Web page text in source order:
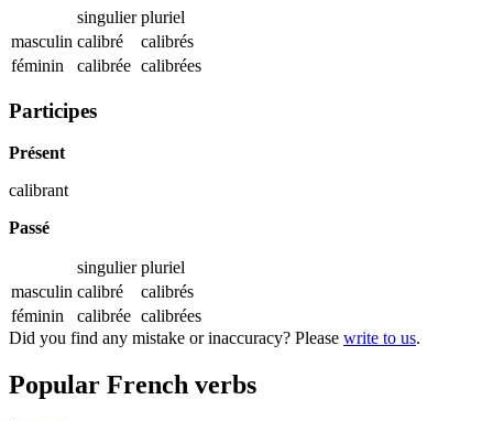
singulier pluriel
masculin calibré
calibrés
féminin
calibrée calibrées
Participes
Présent
calibrant
Passé
singulier pluriel
masculin calibré
calibrés
féminin
calibrée calibrées
Did you find any mistake or inaccuracy? Please write to us.
Popular French verbs